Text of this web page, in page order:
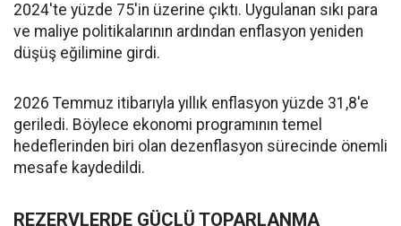
2024'te yüzde 75'in üzerine çıktı. Uygulanan sıkı para
ve maliye politikalarının ardından enflasyon yeniden
düşüş eğilimine girdi.
2026 Temmuz itibarıyla yıllık enflasyon yüzde 31,8'e
geriledi. Böylece ekonomi programının temel
hedeflerinden biri olan dezenflasyon sürecinde önemli
mesafe kaydedildi.
REZERVLERDE GÜÇLÜ TOPARLANMA